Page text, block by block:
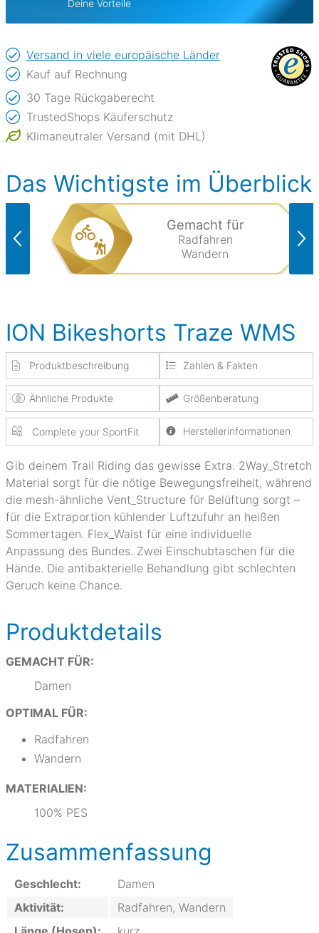
Deine Vorteile
Versand in viele europäische Länder
Kauf auf Rechnung
30 Tage Rückgaberecht
TrustedShops Käuferschutz
Klimaneutraler Versand (mit DHL)
Das Wichtigste im Überblick
Gemacht für
Radfahren
Wandern
ION Bikeshorts Traze WMS
Produktbeschreibung Zahlen & Fakten
Ähnliche Produkte Größenberatung
Complete your SportFit Herstellerinformationen
Gib deinem Trail Riding das gewisse Extra. 2Way_Stretch
Material sorgt für die nötige Bewegungsfreiheit, während
die mesh-ähnliche Vent_Structure für Belüftung sorgt –
für die Extraportion kühlender Luftzufuhr an heißen
Sommertagen. Flex_Waist für eine individuelle
Anpassung des Bundes. Zwei Einschubtaschen für die
Hände. Die antibakterielle Behandlung gibt schlechten
Geruch keine Chance.
Produktdetails
GEMACHT FÜR:
Damen
OPTIMAL FÜR:
Radfahren
Wandern
MATERIALIEN:
100% PES
Zusammenfassung
Geschlecht:
Damen
Aktivität:
Radfahren, Wandern